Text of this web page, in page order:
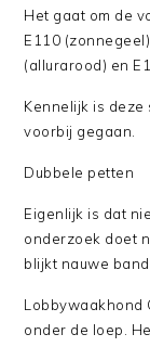
Het gaat om de
E110
(allurarood) en
Kennelijk is
voorbij gegaan.
Dubbele petten
Eigenlijk is dat
onderzoek doet
blijkt nauwe
Lobbywaakhond
onder de loep.